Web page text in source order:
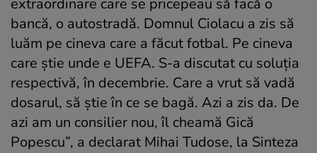
bancă, o autostradă. Domnul Ciolacu a zis să
luăm pe cineva care a făcut fotbal. Pe cineva
care știe unde e UEFA. S-a discutat cu soluția
respectivă, în decembrie. Care a vrut să vadă
dosarul, să știe în ce se bagă. Azi a zis da. De
azi am un consilier nou, îl cheamă Gică
Popescu”, a declarat Mihai Tudose, la Sinteza